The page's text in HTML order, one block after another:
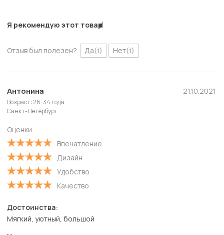
Я рекомендую этот товар
Отзыв был полезен? Да(1) Нет(1)
Антонина
Возраст: 26-34 года
Санкт-Петербург
Оценки
Впечатление
Дизайн
Удобство
Качество
21.10.2021
Достоинства:
Мягкий, уютный, большой